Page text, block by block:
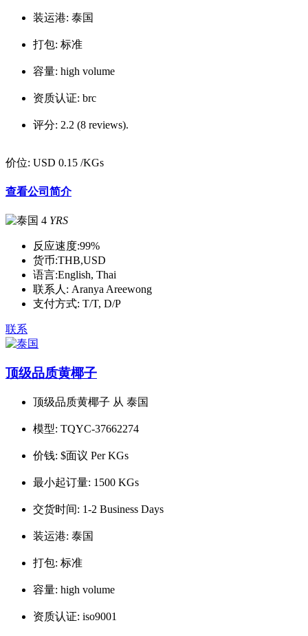
装运港: 泰国
打包: 标准
容量: high volume
资质认证: brc
评分: 2.2 (8 reviews).
价位: USD 0.15 /KGs
查看公司简介
4 YRS
反应速度:99%
货币:THB,USD
语言:English, Thai
联系人: Aranya Areewong
支付方式: T/T, D/P
联系
顶级品质黄椰子
顶级品质黄椰子 从 泰国
模型: TQYC-37662274
价钱: $面议 Per KGs
最小起订量: 1500 KGs
交货时间: 1-2 Business Days
装运港: 泰国
打包: 标准
容量: high volume
资质认证: iso9001